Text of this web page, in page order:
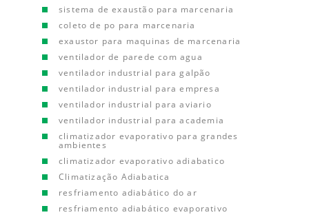
sistema de exaustão para marcenaria
coleto de po para marcenaria
exaustor para maquinas de marcenaria
ventilador de parede com agua
ventilador industrial para galpão
ventilador industrial para empresa
ventilador industrial para aviario
ventilador industrial para academia
climatizador evaporativo para grandes
ambientes
climatizador evaporativo adiabatico
Climatização Adiabatica
resfriamento adiabático do ar
resfriamento adiabático evaporativo